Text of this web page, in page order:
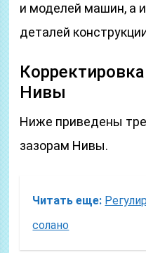
и моделей машин, а
деталей
Нивы
Ниже приведены
зазорам Нивы.
Читать еще:
солано